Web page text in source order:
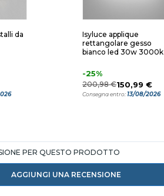
da
Isyluce applique
rettangolare gesso
bianco led 30w 3000k
-25%
200,98 €150,99 €
Consegna entro:13/08/2026
PER QUESTO PRODOTTO
AGGIUNGI UNA RECENSIONE